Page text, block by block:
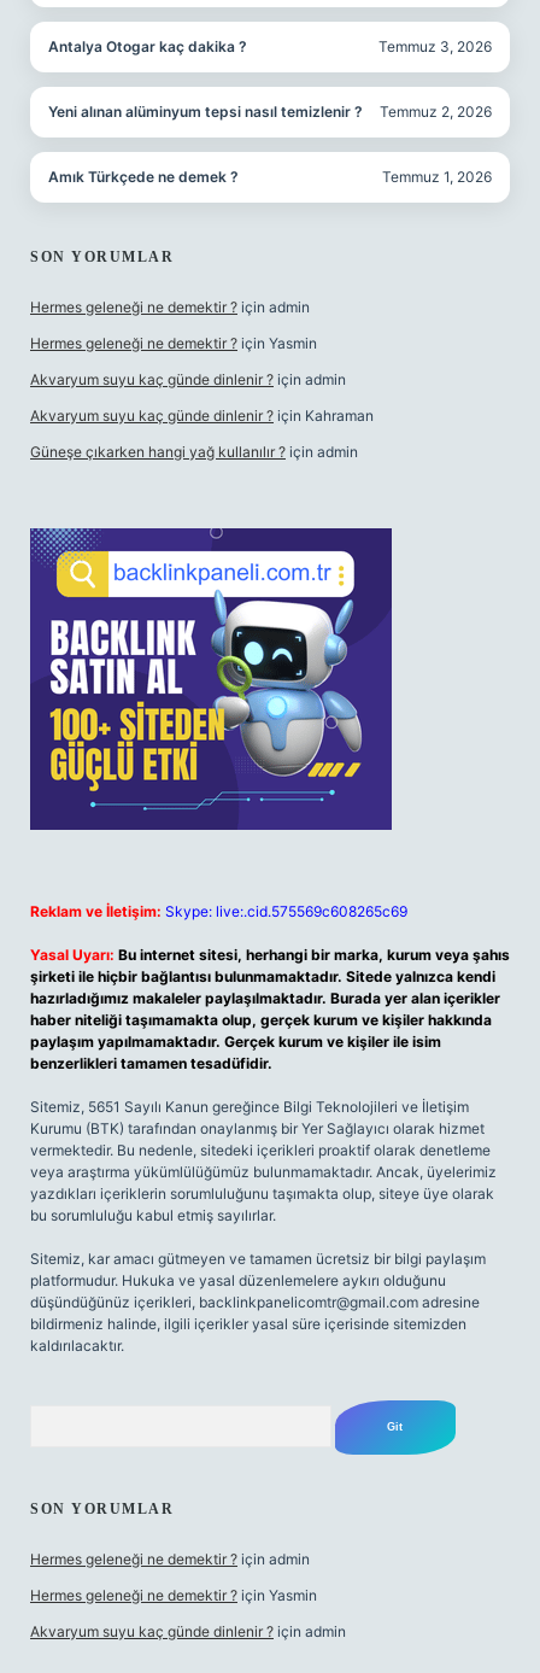
Antalya Otogar kaç dakika ? Temmuz 3, 2026
Yeni alınan alüminyum tepsi nasıl temizlenir ? Temmuz 2, 2026
Amık Türkçede ne demek ? Temmuz 1, 2026
SON YORUMLAR
Hermes geleneği ne demektir ? için admin
Hermes geleneği ne demektir ? için Yasmin
Akvaryum suyu kaç günde dinlenir ? için admin
Akvaryum suyu kaç günde dinlenir ? için Kahraman
Güneşe çıkarken hangi yağ kullanılır ? için admin
Reklam ve İletişim: Skype: live:.cid.575569c608265c69
Yasal Uyarı: Bu internet sitesi, herhangi bir marka, kurum veya şahıs
şirketi ile hiçbir bağlantısı bulunmamaktadır. Sitede yalnızca kendi
hazırladığımız makaleler paylaşılmaktadır. Burada yer alan içerikler
haber niteliği taşımamakta olup, gerçek kurum ve kişiler hakkında
paylaşım yapılmamaktadır. Gerçek kurum ve kişiler ile isim
benzerlikleri tamamen tesadüfidir.
Sitemiz, 5651 Sayılı Kanun gereğince Bilgi Teknolojileri ve İletişim
Kurumu (BTK) tarafından onaylanmış bir Yer Sağlayıcı olarak hizmet
vermektedir. Bu nedenle, sitedeki içerikleri proaktif olarak denetleme
veya araştırma yükümlülüğümüz bulunmamaktadır. Ancak, üyelerimiz
yazdıkları içeriklerin sorumluluğunu taşımakta olup, siteye üye olarak
bu sorumluluğu kabul etmiş sayılırlar.
Sitemiz, kar amacı gütmeyen ve tamamen ücretsiz bir bilgi paylaşım
platformudur. Hukuka ve yasal düzenlemelere aykırı olduğunu
düşündüğünüz içerikleri, backlinkpanelicomtr@gmail.com adresine
bildirmeniz halinde, ilgili içerikler yasal süre içerisinde sitemizden
kaldırılacaktır.
SON YORUMLAR
Hermes geleneği ne demektir ? için admin
Hermes geleneği ne demektir ? için Yasmin
Akvaryum suyu kaç günde dinlenir ? için admin